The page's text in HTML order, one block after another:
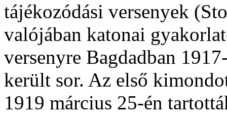
tájékozódási versenyek
valójában katonai
versenyre Bagdadban
került sor. Az első
1919 március 25-én